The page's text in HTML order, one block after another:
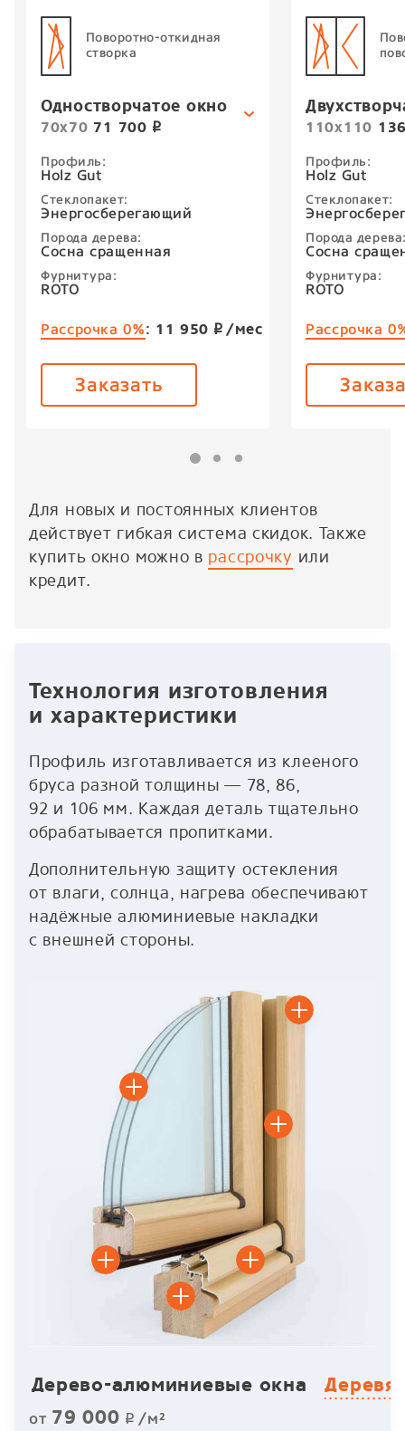
Поворотно-откидная
створка
Одностворчатое окно
70х70 71 700 p
Профиль:
Holz Gut
Стеклопакет:
Энергосберегающий
Порода дерева:
Сосна сращенная
Фурнитура:
ROTO
Рассрочка 0%: 11 950 p/мес
Заказать
110х110
Профиль:
Holz Gut
Стеклопакет:
Порода
Сосна
Фурнитура:
ROTO
Рассрочка
Для новых и постоянных клиентов
действует гибкая система скидок. Также
купить окно можно в рассрочку или
кредит.
Технология изготовления
и характеристики
Профиль изготавливается из клееного
бруса разной толщины — 78, 86,
92 и 106 мм. Каждая деталь тщательно
обрабатывается пропитками.
Дополнительную защиту остекления
от влаги, солнца, нагрева обеспечивают
надёжные алюминиевые накладки
с внешней стороны.
Дерево-алюминиевые окна
от 79 000 p /м²